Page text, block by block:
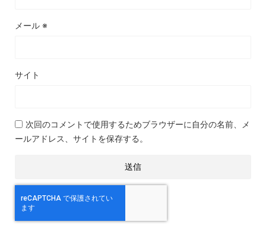
メール ※
サイト
次回のコメントで使用するためブラウザーに自分の名前、メ
ールアドレス、サイトを保存する。